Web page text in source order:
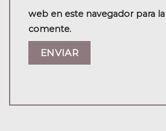
web en este navegador para
comente.